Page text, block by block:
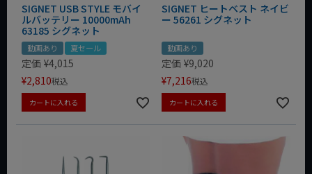
SIGNET USB STYLE モバイ
ルバッテリー 10000mAh
63185 シグネット
動画あり 夏セール
定価 ¥4,015
¥2,810税込
カートに入れる
SIGNET ヒートベスト ネイビ
ー 56261 シグネット
動画あり
定価 ¥9,020
¥7,216税込
カートに入れる